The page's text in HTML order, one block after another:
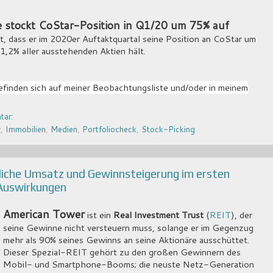
CoStar-Position in Q1/20 um 75% auf
dass er im 2020er Auftaktquartal seine Position an CoStar um
aller ausstehenden Aktien hält.
sich auf meiner Beobachtungsliste und/oder in meinem
, Immobilien, Medien, Portfoliocheck, Stock-Picking
Umsatz und Gewinnsteigerung im ersten
American Towerist ein Real Investment Trust(REIT), der
seine Gewinne nicht versteuern muss, solange er im Gegenzug
mehr als 90% seines Gewinns an seine Aktionäre ausschüttet.
Dieser Spezial-REIT gehört zu den großen Gewinnern des
Mobil- und Smartphone-Booms; die neuste Netz-Generation